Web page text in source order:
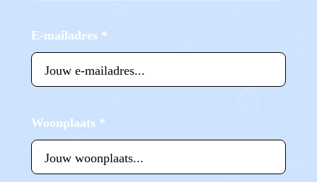
E-mailadres *
Woonplaats *